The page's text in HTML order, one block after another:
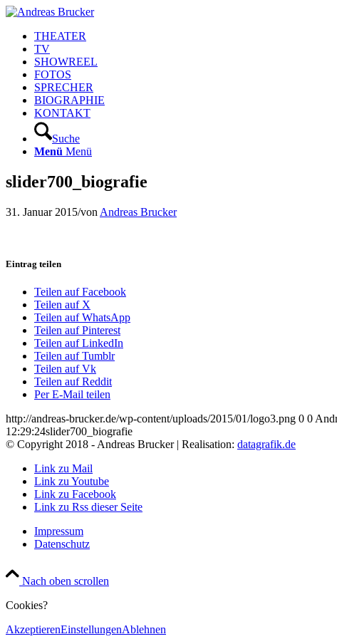
THEATER
TV
SHOWREEL
FOTOS
SPRECHER
BIOGRAPHIE
KONTAKT
Suche
Menü Menü
slider700_biografie
31. Januar 2015/von Andreas Brucker
Eintrag teilen
Teilen auf Facebook
Teilen auf X
Teilen auf WhatsApp
Teilen auf Pinterest
Teilen auf LinkedIn
Teilen auf Tumblr
Teilen auf Vk
Teilen auf Reddit
Per E-Mail teilen
http://andreas-brucker.de/wp-content/uploads/2015/01/logo3.png 0 0
12:29:24slider700_biografie
© Copyright 2018 - Andreas Brucker | Realisation: datagrafik.de
Link zu Mail
Link zu Youtube
Link zu Facebook
Link zu Rss dieser Seite
Impressum
Datenschutz
Nach oben scrollen
Cookies?
AkzeptierenEinstellungenAblehnen